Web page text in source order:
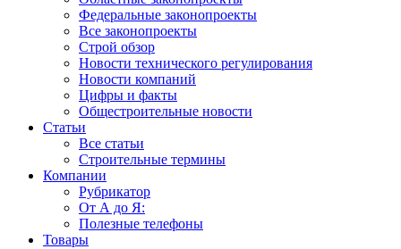
Федеральные законопроекты
Все законопроекты
Строй обзор
Новости технического регулирования
Новости компаний
Цифры и факты
Общестроительные новости
Статьи
Все статьи
Строительные термины
Компании
Рубрикатор
От А до Я:
Полезные телефоны
Товары